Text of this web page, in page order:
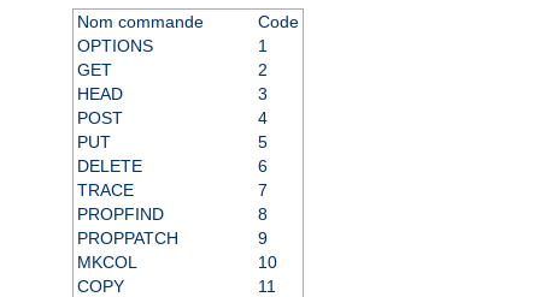
Nom commande
Code
OPTIONS
1
GET
2
HEAD
3
POST
4
PUT
5
DELETE
6
TRACE
7
PROPFIND
8
PROPPATCH
9
MKCOL
10
COPY
11